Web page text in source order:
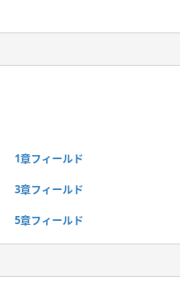
1章フィールド
3章フィールド
5章フィールド